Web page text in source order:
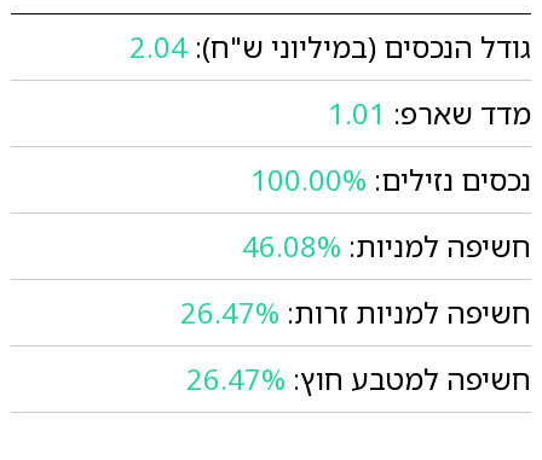
גודל הנכסים (במיליוני ש"ח): 2.04
מדד שארפ: 1.01
נכסים נזילים: 100.00%
חשיפה למניות: 46.08%
חשיפה למניות זרות: 26.47%
חשיפה למטבע חוץ: 26.47%